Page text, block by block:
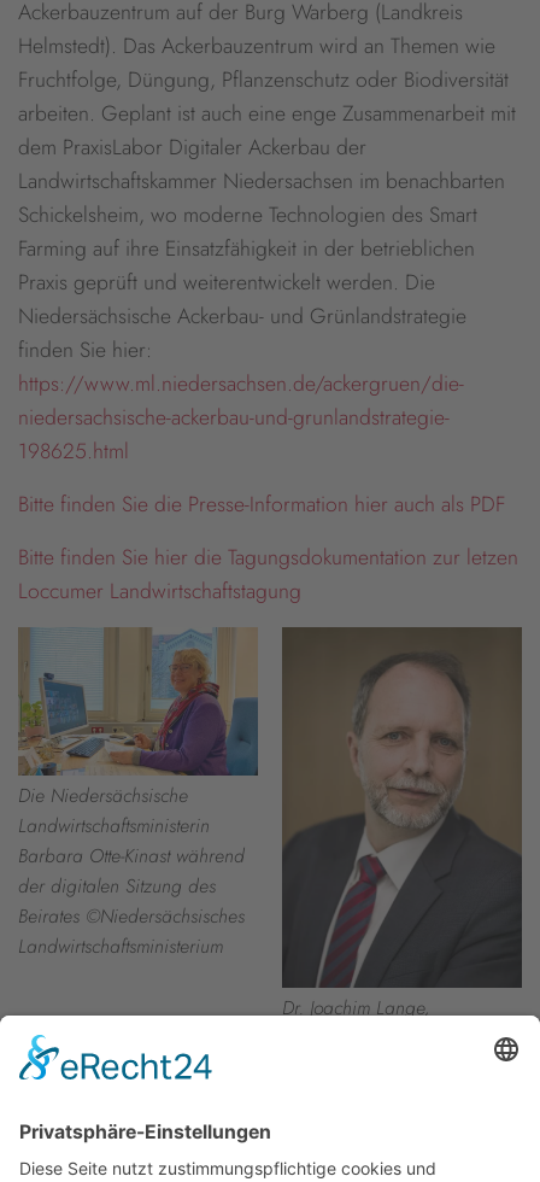
Ackerbauzentrum auf der Burg Warberg (Landkreis
Helmstedt). Das Ackerbauzentrum wird an Themen wie
Fruchtfolge, Düngung, Pflanzenschutz oder Biodiversität
arbeiten. Geplant ist auch eine enge Zusammenarbeit mit
dem PraxisLabor Digitaler Ackerbau der
Landwirtschaftskammer Niedersachsen im benachbarten
Schickelsheim, wo moderne Technologien des Smart
Farming auf ihre Einsatzfähigkeit in der betrieblichen
Praxis geprüft und weiterentwickelt werden. Die
Niedersächsische Ackerbau- und Grünlandstrategie
finden Sie hier:
https://www.ml.niedersachsen.de/ackergruen/die-
niedersachsische-ackerbau-und-grunlandstrategie-
198625.html
Bitte finden Sie die Presse-Information hier auch als PDF
Bitte finden Sie hier die Tagungsdokumentation zur letzen
Loccumer Landwirtschaftstagung
Die Niedersächsische
Landwirtschaftsministerin
Barbara Otte-Kinast während
der digitalen Sitzung des
Beirates ©Niedersächsisches
Landwirtschaftsministerium
Dr. Joachim Lange,